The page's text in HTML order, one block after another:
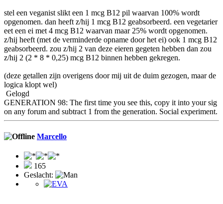
stel een veganist slikt een 1 mcg B12 pil waarvan 100% wordt
opgenomen. dan heeft z/hij 1 mcg B12 geabsorbeerd. een vegetarier
eet een ei met 4 mcg B12 waarvan maar 25% wordt opgenomen.
z/hij heeft (met de verminderde opname door het ei) ook 1 mcg B12
geabsorbeerd. zou z/hij 2 van deze eieren gegeten hebben dan zou
z/hij 2 (2 * 8 * 0,25) mcg B12 binnen hebben gekregen.
(deze getallen zijn overigens door mij uit de duim gezogen, maar de
logica klopt wel)
Gelogd
GENERATION 98: The first time you see this, copy it into your sig
on any forum and subtract 1 from the generation. Social experiment.
Marcello
165
Geslacht: